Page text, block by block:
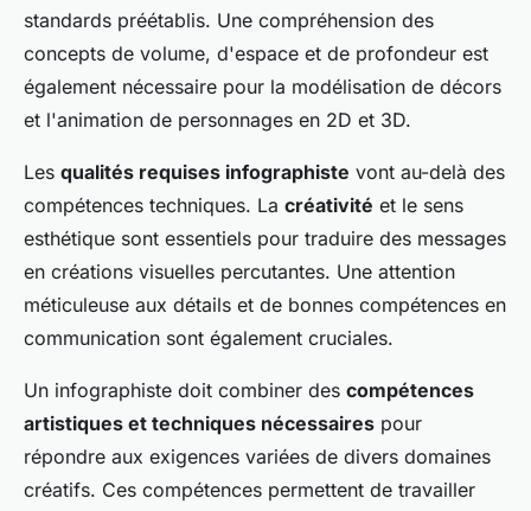
standards préétablis. Une compréhension des
concepts de volume, d'espace et de profondeur est
également nécessaire pour la modélisation de décors
et l'animation de personnages en 2D et 3D.
Les qualités requises infographiste vont au-delà des
compétences techniques. La créativité et le sens
esthétique sont essentiels pour traduire des messages
en créations visuelles percutantes. Une attention
méticuleuse aux détails et de bonnes compétences en
communication sont également cruciales.
Un infographiste doit combiner des compétences
artistiques et techniques nécessaires pour
répondre aux exigences variées de divers domaines
créatifs. Ces compétences permettent de travailler